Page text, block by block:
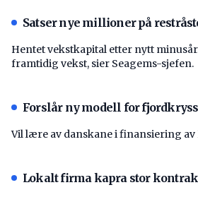
Satser nye millioner på
Hentet vekstkapital etter nytt
framtidig vekst, sier Seagems-sjefen.
Forslår ny modell for
Vil lære av danskane i finansiering av
Lokalt firma kapra stor